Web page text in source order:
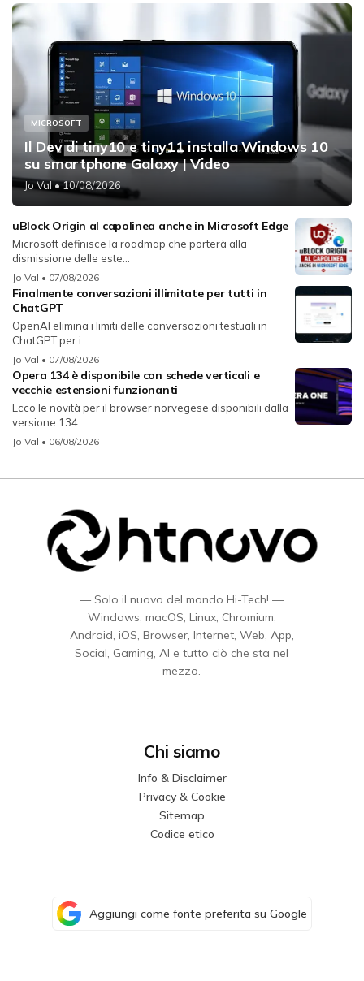
MICROSOFT
Il Dev di tiny10 e tiny11 installa Windows 10
su smartphone Galaxy | Video
Jo Val• 10/08/2026
uBlock Origin al capolinea anche in Microsoft Edge
Microsoft definisce la roadmap che porterà alla
dismissione delle este...
Jo Val • 07/08/2026
Finalmente conversazioni illimitate per tutti in
ChatGPT
OpenAI elimina i limiti delle conversazioni testuali in
ChatGPT per i...
Jo Val • 07/08/2026
Opera 134 è disponibile con schede verticali e
vecchie estensioni funzionanti
Ecco le novità per il browser norvegese disponibili dalla
versione 134...
Jo Val • 06/08/2026
— Solo il nuovo del mondo Hi-Tech! —
Windows, macOS, Linux, Chromium,
Android, iOS, Browser, Internet, Web, App,
Social, Gaming, AI e tutto ciò che sta nel
mezzo.
Chi siamo
Info & Disclaimer
Privacy & Cookie
Sitemap
Codice etico
Aggiungi come fonte preferita su Google